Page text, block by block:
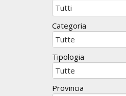
Categoria
Tipologia
Provincia